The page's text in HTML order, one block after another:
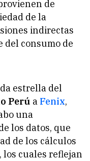
de
de la
indirectas
del consumo de
estrella del
Perú a Fenix,
una
los datos, que
de los cálculos
los cuales reflejan